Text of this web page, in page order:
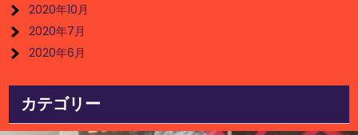
2020年10月
2020年7月
2020年6月
カテゴリー